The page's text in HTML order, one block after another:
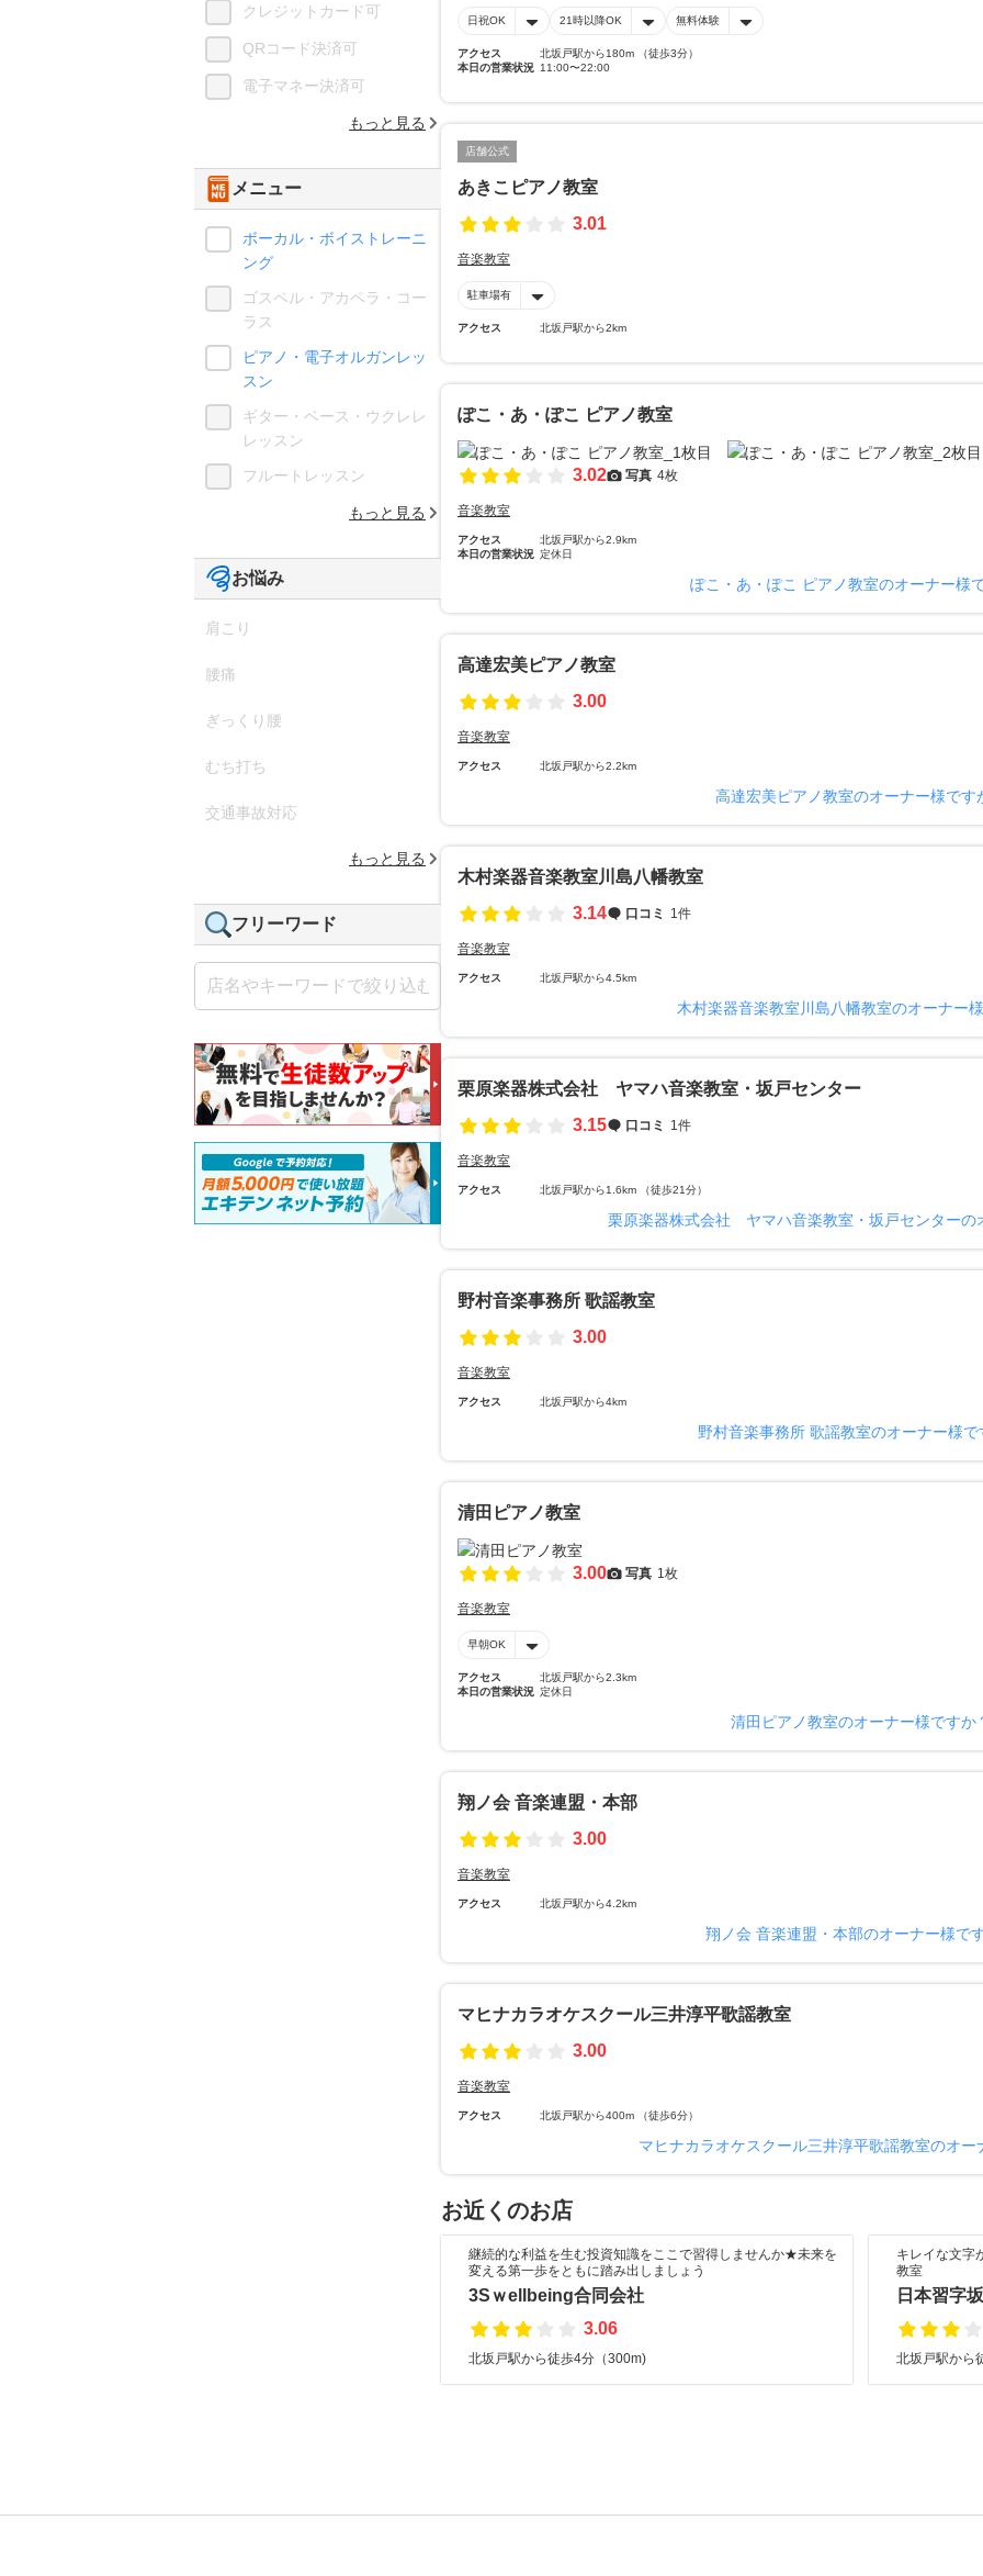
日祝OK 21時以降OK 無料体験
アクセス
北坂戸駅から180m （徒歩3分）
本日の営業状況 11:00〜22:00
店舗公式
あきこピアノ教室
3.01
音楽教室
駐車場有
アクセス 北坂戸駅から2km
ぽこ・あ・ぽこ ピアノ教室
3.02 写真 4枚
音楽教室
アクセス
北坂戸駅から2.9km
本日の営業状況 定休日
ぽこ・あ・ぽこ ピアノ教室のオーナー様
高達宏美ピアノ教室
3.00
音楽教室
アクセス 北坂戸駅から2.2km
高達宏美ピアノ教室のオーナー様です
木村楽器音楽教室川島八幡教室
3.14
口コミ 1件
音楽教室
アクセス 北坂戸駅から4.5km
木村楽器音楽教室川島八幡教室のオーナー
栗原楽器株式会社 ヤマハ音楽教室・坂戸センター
3.15
口コミ 1件
音楽教室
アクセス 北坂戸駅から1.6km （徒歩21分）
栗原楽器株式会社 ヤマハ音楽教室・坂戸センターの
野村音楽事務所 歌謡教室
3.00
音楽教室
アクセス 北坂戸駅から4km
野村音楽事務所 歌謡教室のオーナー様で
清田ピアノ教室
3.00 写真 1枚
音楽教室
早朝OK
アクセス
北坂戸駅から2.3km
本日の営業状況 定休日
清田ピアノ教室のオーナー様ですか
翔ノ会 音楽連盟・本部
3.00
音楽教室
アクセス 北坂戸駅から4.2km
翔ノ会 音楽連盟・本部のオーナー様で
マヒナカラオケスクール三井淳平歌謡教室
3.00
音楽教室
アクセス 北坂戸駅から400m （徒歩6分）
マヒナカラオケスクール三井淳平歌謡教室のオー
お近くのお店
継続的な利益を生む投資知識をここで習得しませんか★未来を
変える第一歩をともに踏み出しましょう
3Sｗellbeing合同会社
3.06
北坂戸駅から徒歩4分（300m)
キレイな文字
教室
日本習字
北坂戸駅から
クレジットカード可
QRコード決済可
電子マネー決済可
もっと見る
メニュー
ボーカル・ボイストレーニ
ング
ゴスペル・アカペラ・コー
ラス
ピアノ・電子オルガンレッ
スン
ギター・ベース・ウクレレ
レッスン
フルートレッスン
もっと見る
お悩み
肩こり
腰痛
ぎっくり腰
むち打ち
交通事故対応
もっと見る
フリーワード